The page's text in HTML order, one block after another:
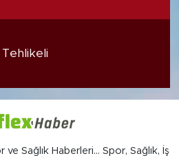
Tehlikeli
Sağlık Haberleri... Spor, Sağlık, İş